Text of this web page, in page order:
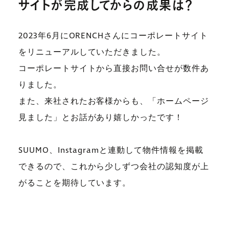
サイトが完成してからの成果は？
2023年6月にORENCHさんにコーポレートサイト
をリニューアルしていただきました。
コーポレートサイトから直接お問い合せが数件あ
りました。
また、来社されたお客様からも、「ホームページ
見ました」とお話があり嬉しかったです！
SUUMO、Instagramと連動して物件情報を掲載
できるので、これから少しずつ会社の認知度が上
がることを期待しています。